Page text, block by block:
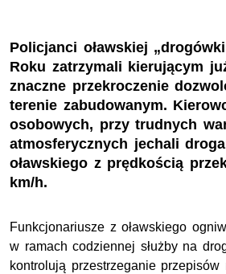
Policjanci oławskiej
Roku zatrzymali kierującym
znaczne przekroczenie
terenie zabudowanym.
osobowych, przy trudnych
atmosferycznych jechali
oławskiego z prędkością
km/h.
Funkcjonariusze z oławskiego
w ramach codziennej służby na
kontrolują przestrzeganie przepisów